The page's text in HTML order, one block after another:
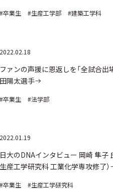
卒業生 #生産工学部 #建築工学科
ァンの声援に恩返しを「全試合出
陽太選手
卒業生 #法学部
大のDNAインタビュー 岡崎 隼
産工学研究科 工業化学専攻修了）
卒業生 #生産工学研究科